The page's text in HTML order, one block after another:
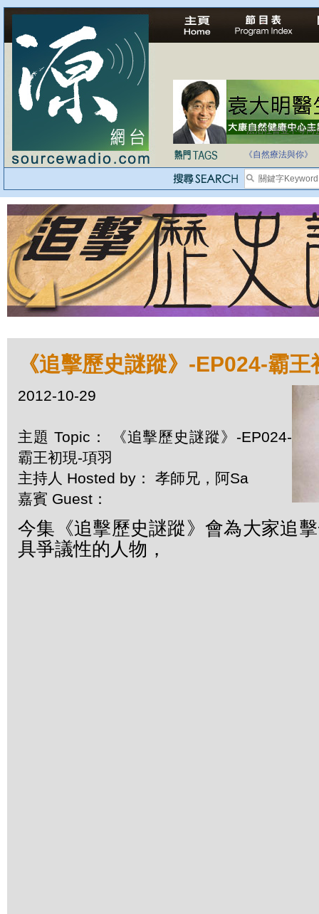
法治社會並不等同
《自然療法與你》
《追擊歷史謎蹤》-EP024-霸
2012-10-29
主題 Topic： 《追擊歷史謎蹤》-EP024-
霸王初現-項羽
主持人 Hosted by： 孝師兄，阿Sa
嘉賓 Guest：
今集《追擊歷史謎蹤》 會為大家追
具爭議性的人物，